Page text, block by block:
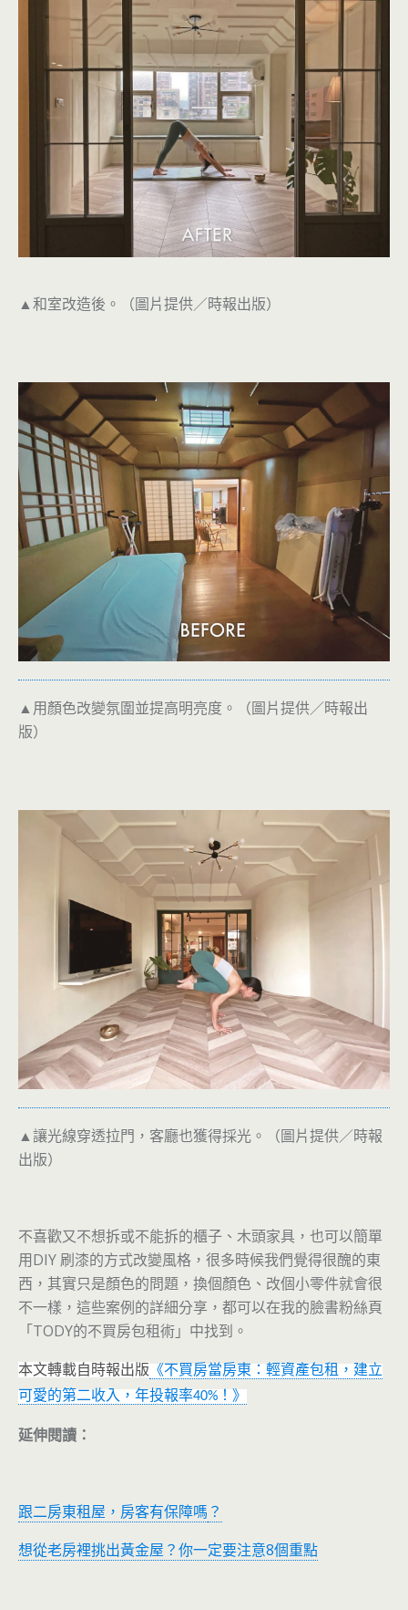
▲和室改造後。（圖片提供／時報出版）
▲用顏色改變氛圍並提高明亮度。（圖片提供／時報出
版）
▲讓光線穿透拉門，客廳也獲得採光。（圖片提供／時報
出版）
不喜歡又不想拆或不能拆的櫃子、木頭家具，也可以簡單
用DIY 刷漆的方式改變風格，很多時候我們覺得很醜的東
西，其實只是顏色的問題，換個顏色、改個小零件就會很
不一樣，這些案例的詳細分享，都可以在我的臉書粉絲頁
「TODY的不買房包租術」中找到。
本文轉載自時報出版 《不買房當房東：輕資產包租，建立
可愛的第二收入，年投報率40% ！》
延伸閱讀：
跟二房東租屋，房客有保障嗎 ？
想從老房裡挑出黃金屋？你一定要注意8個重點